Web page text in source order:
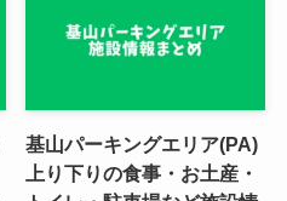
基山パーキングエリア(PA)
上り下りの食事・お土産・